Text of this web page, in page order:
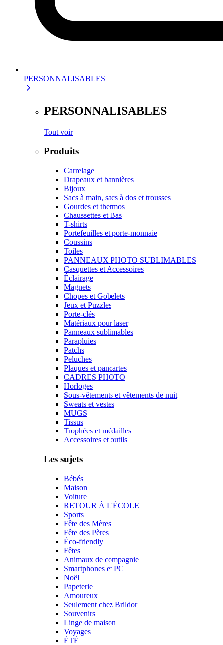
PERSONNALISABLES
PERSONNALISABLES
Tout voir
Produits
Carrelage
Drapeaux et bannières
Bijoux
Sacs à main, sacs à dos et trousses
Gourdes et thermos
Chaussettes et Bas
T-shirts
Portefeuilles et porte-monnaie
Coussins
Toiles
PANNEAUX PHOTO SUBLIMABLES
Casquettes et Accessoires
Éclairage
Magnets
Chopes et Gobelets
Jeux et Puzzles
Porte-clés
Matériaux pour laser
Panneaux sublimables
Parapluies
Patchs
Peluches
Plaques et pancartes
CADRES PHOTO
Horloges
Sous-vêtements et vêtements de nuit
Sweats et vestes
MUGS
Tissus
Trophées et médailles
Accessoires et outils
Les sujets
Bébés
Maison
Voiture
RETOUR À L'ÉCOLE
Sports
Fête des Mères
Fête des Pères
Éco-friendly
Fêtes
Animaux de compagnie
Smartphones et PC
Noël
Papeterie
Amoureux
Seulement chez Brildor
Souvenirs
Linge de maison
Voyages
ÉTÉ